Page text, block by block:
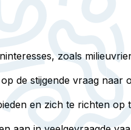
zoals
de stijgende vraag naar
en zich te richten op